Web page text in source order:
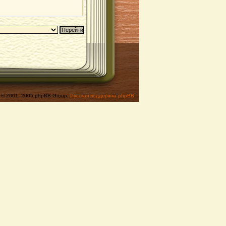
© 2001, 2005 phpBB Group, Русская поддержка phpBB